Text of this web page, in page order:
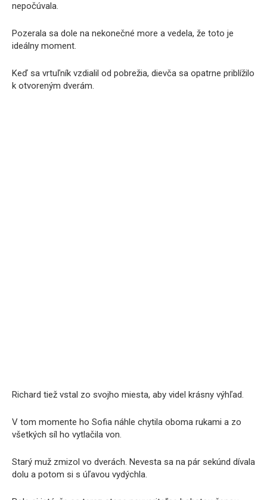
nepočúvala.
Pozerala sa dole na nekonečné more a vedela, že toto je
ideálny moment.
Keď sa vrtuľník vzdialil od pobrežia, dievča sa opatrne priblížilo
k otvoreným dverám.
Richard tiež vstal zo svojho miesta, aby videl krásny výhľad.
V tom momente ho Sofia náhle chytila oboma rukami a zo
všetkých síl ho vytlačila von.
Starý muž zmizol vo dverách. Nevesta sa na pár sekúnd dívala
dolu a potom si s úľavou vydýchla.